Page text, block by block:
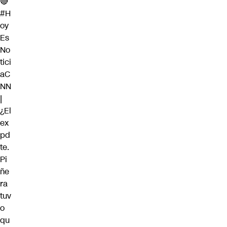
#H
oy
Es
No
tici
aC
NN
|
¿El
ex
pd
te.
Pi
ñe
ra
tuv
o
qu